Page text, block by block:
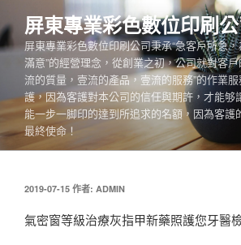
至
主
容
屏東專業彩色數位印刷
屏東專業彩色數位印刷公司秉承“急客戶所急
滿意”的經營理念，從創業之初，公司就對客
流的質量，壹流的產品，壹流的服務”的作業
護，因為客護對本公司的信任與期許，才能够
能一步一脚印的達到所追求的名額，因為客護
最終使命！
發
於
2019-07-15 作者: ADMIN
氣密窗等級治療灰指甲新藥照護您牙醫